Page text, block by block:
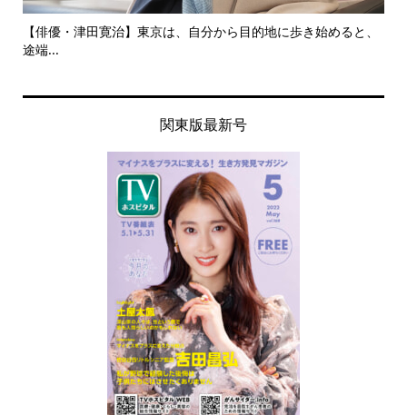
ると、 いつか歌舞伎座のチラシに３人兄弟揃い踏みで一番大きく載
関東版最新号